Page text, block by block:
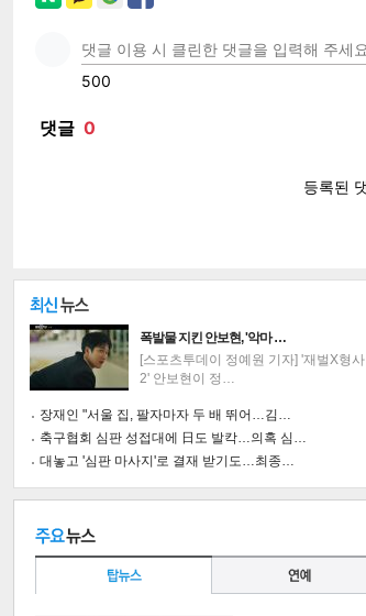
트위 카카
폭발물 지킨 안보현, '악마 …
[스포츠투데이 정예원 기자] '재벌X형사
2' 안보현이 정…
장재인 "서울 집, 팔자마자 두 배 뛰어…김…
축구협회 심판 성접대에 日도 발칵…의혹 심…
대놓고 '심판 마사지'로 결재 받기도…최종…